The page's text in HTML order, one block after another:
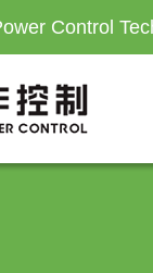
Control